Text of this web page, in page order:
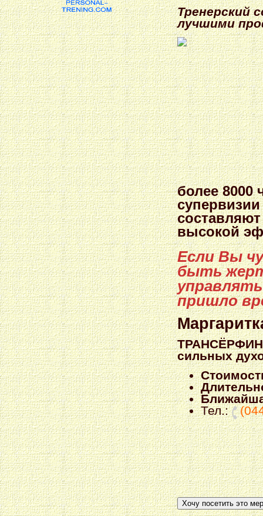
Тренерский
лучшими
более 8000
высокой
Если Вы
быть
пришло
сильных
Тел.:
Хочу посетить это